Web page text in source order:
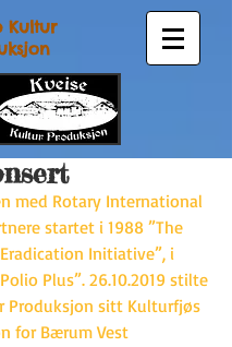
Kultur
med Rotary International
startet i 1988 ”The
Initiative”, i
Plus”. 26.10.2019 stilte
Produksjon sitt Kulturfjøs
for Bærum Vest